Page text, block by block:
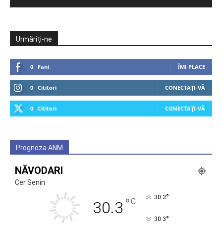
Urmăriți-ne
0 Fani ÎMI PLACE
0 Cititori CONECTAȚI-VĂ
0 Cititori CONECTAȚI-VĂ
Prognoza ANM
NĂVODARI
Cer Senin
30.3 °C 30.3°
30.3°